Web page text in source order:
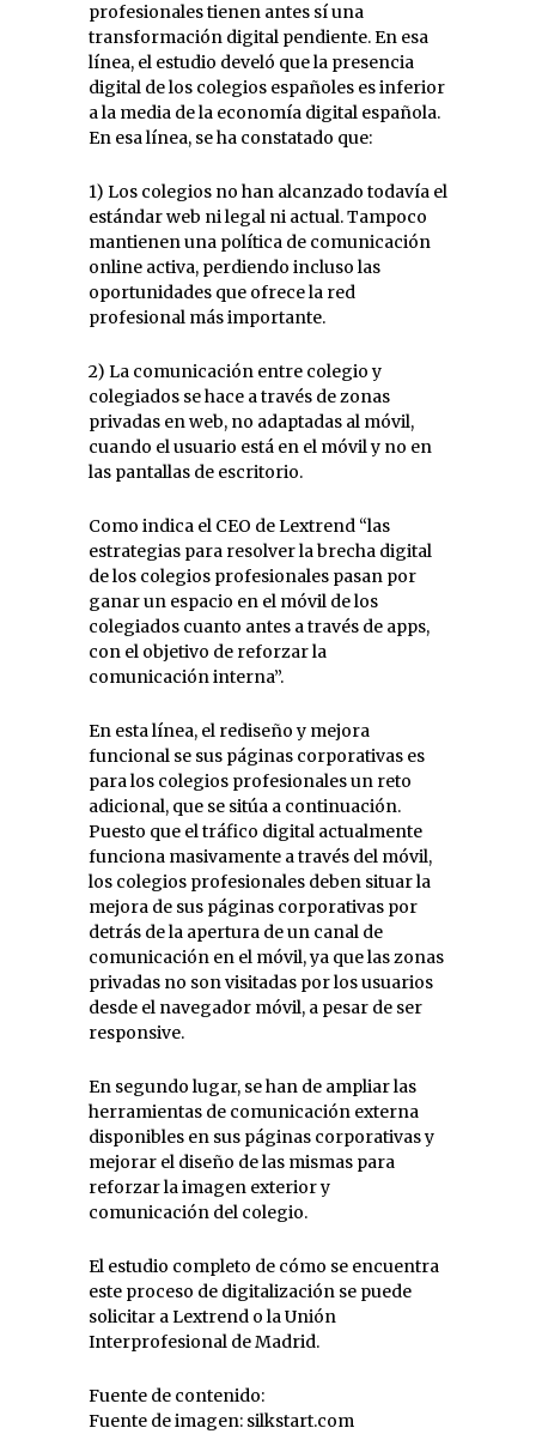
profesionales tienen antes sí una
transformación digital pendiente. En esa
línea, el estudio develó que la presencia
digital de los colegios españoles es inferior
a la media de la economía digital española.
En esa línea, se ha constatado que:
1) Los colegios no han alcanzado todavía el
estándar web ni legal ni actual. Tampoco
mantienen una política de comunicación
online activa, perdiendo incluso las
oportunidades que ofrece la red
profesional más importante.
2) La comunicación entre colegio y
colegiados se hace a través de zonas
privadas en web, no adaptadas al móvil,
cuando el usuario está en el móvil y no en
las pantallas de escritorio.
Como indica el CEO de Lextrend “las
estrategias para resolver la brecha digital
de los colegios profesionales pasan por
ganar un espacio en el móvil de los
colegiados cuanto antes a través de apps,
con el objetivo de reforzar la
comunicación interna”.
En esta línea, el rediseño y mejora
funcional se sus páginas corporativas es
para los colegios profesionales un reto
adicional, que se sitúa a continuación.
Puesto que el tráfico digital actualmente
funciona masivamente a través del móvil,
los colegios profesionales deben situar la
mejora de sus páginas corporativas por
detrás de la apertura de un canal de
comunicación en el móvil, ya que las zonas
privadas no son visitadas por los usuarios
desde el navegador móvil, a pesar de ser
responsive.
En segundo lugar, se han de ampliar las
herramientas de comunicación externa
disponibles en sus páginas corporativas y
mejorar el diseño de las mismas para
reforzar la imagen exterior y
comunicación del colegio.
El estudio completo de cómo se encuentra
este proceso de digitalización se puede
solicitar a Lextrend o la Unión
Interprofesional de Madrid.
Fuente de contenido:
Fuente de imagen: silkstart.com